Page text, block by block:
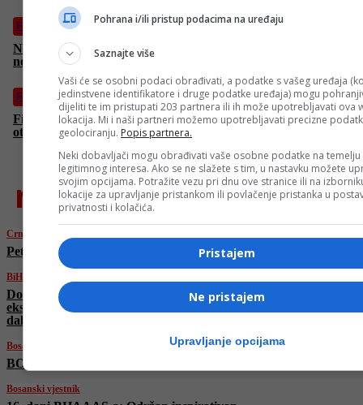
Fudbal
Ništa od Sarajeva: Asmir Begović ima novi klub, branit će za
nekadašnjeg prvaka Engleske
Fudbal
Fiorentina će tek u julu zvanično predstaviti Džeku: Italijani
otkrili razlog
najnovije
Crna hronika
Pet osoba povrijeđeno u sudaru kod Kalesije
BiH
Dodik napao članove SDS-a, stigao mu
ekspresan odgovor: “Opasnost si ti sa svojim
dahijama”
Bosanski vjestnik
BOSANSKI VJESTNIK – 21. 6. 2025.
Bosanski vjestnik
Pohrana i/ili pristup podacima na uređaju
Saznajte više
Vaši će se osobni podaci obrađivati, a podatke s vašeg uređaja
jedinstvene identifikatore i druge podatke uređaja) mogu
dijeliti te im pristupati 203 partnera ili ih može upotrebljavati ova
lokacija. Mi i naši partneri možemo upotrebljavati precizne
geolociranju. Popis partnera.
Neki dobavljači mogu obrađivati vaše osobne podatke na temelju
legitimnog interesa. Ako se ne slažete s tim, u nastavku možete
svojim opcijama. Potražite vezu pri dnu ove stranice ili na
lokacije za upravljanje pristankom ili povlačenje pristanka u
privatnosti i kolačića.
Pristajem
Ne pristajem
Upravljanje opcijama